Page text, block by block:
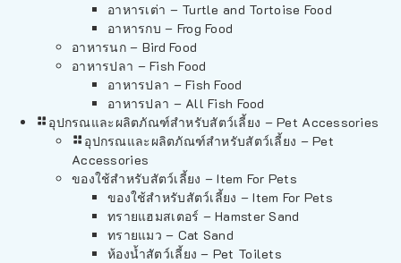
อาหารเต่า – Turtle and Tortoise Food
อาหารกบ – Frog Food
อาหารนก – Bird Food
อาหารปลา – Fish Food
อาหารปลา – Fish Food
อาหารปลา – All Fish Food
อุปกรณและผลิตภัณฑ์สำหรับสัตว์เลี้ยง – Pet Accessories
อุปกรณและผลิตภัณฑ์สำหรับสัตว์เลี้ยง – Pet
Accessories
ของใช้สำหรับสัตว์เลี้ยง – Item For Pets
ของใช้สำหรับสัตว์เลี้ยง – Item For Pets
ทรายแฮมสเตอร์ – Hamster Sand
ทรายแมว – Cat Sand
ห้องน้ำสัตว์เลี้ยง – Pet Toilets